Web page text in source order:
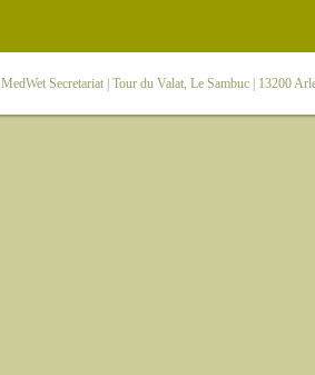
MedWet Secretariat| Tour du Valat, Le Sambuc | 13200